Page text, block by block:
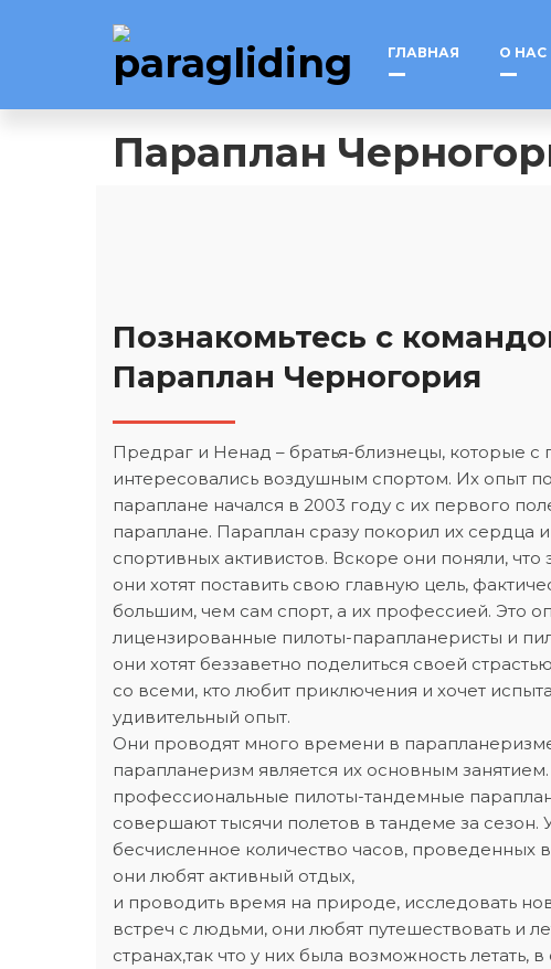
ГЛАВНАЯ О НАС
Параплан
Познакомьтесь с
Параплан Черногория
Предраг и Ненад – братья-близнецы, которые с
интересовались воздушным спортом. Их опыт
параплане начался в 2003 году с их первого
параплане. Параплан сразу покорил их сердца
спортивных активистов. Вскоре они поняли, что
они хотят поставить свою главную цель,
большим, чем сам спорт, а их профессией. Это
лицензированные пилоты-парапланеристы и
они хотят беззаветно поделиться своей
со всеми, кто любит приключения и хочет
удивительный опыт.
Они проводят много времени в
парапланеризм является их основным
профессиональные пилоты-тандемные
совершают тысячи полетов в тандеме за сезон.
бесчисленное количество часов, проведенных
они любят активный отдых,
и проводить время на природе, исследовать
встреч с людьми, они любят путешествовать и
странах,так что у них была возможность летать,